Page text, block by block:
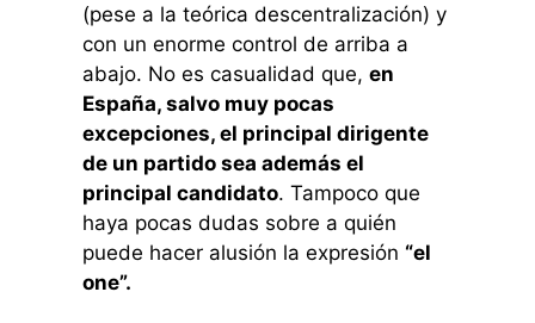
(pese a la teórica descentralización) y
con un enorme control de arriba a
abajo. No es casualidad que, en
España, salvo muy pocas
excepciones, el principal dirigente
de un partido sea además el
principal candidato. Tampoco que
haya pocas dudas sobre a quién
puede hacer alusión la expresión “el
one”.